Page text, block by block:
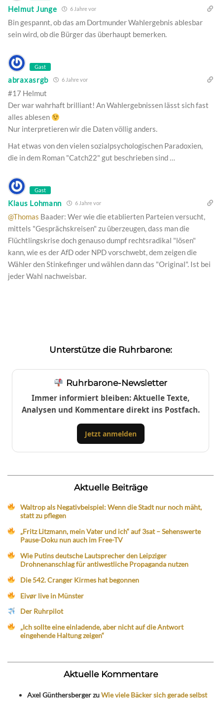
Helmut Junge 6 Jahre vor
Bin gespannt, ob das am Dortmunder Wahlergebnis ablesbar
sein wird, ob die Bürger das überhaupt bemerken.
Gast
abraxasrgb 6 Jahre vor
#17 Helmut
Der war wahrhaft brilliant! An Wahlergebnissen lässt sich fast
alles ablesen
Nur interpretieren wir die Daten völlig anders.
Hat etwas von den vielen sozialpsychologischen Paradoxien,
die in dem Roman "Catch22" gut beschrieben sind …
Gast
Klaus Lohmann 6 Jahre vor
@Thomas Baader: Wer wie die etablierten Parteien versucht,
mittels "Gesprächskreisen" zu überzeugen, dass man die
Flüchtlingskrise doch genauso dumpf rechtsradikal "lösen"
kann, wie es der AfD oder NPD vorschwebt, dem zeigen die
Wähler den Stinkefinger und wählen dann das "Original". Ist bei
jeder Wahl nachweisbar.
Unterstütze die Ruhrbarone:
Ruhrbarone-Newsletter
Immer informiert bleiben: Aktuelle Texte,
Analysen und Kommentare direkt ins Postfach.
Jetzt anmelden
Aktuelle Beiträge
Waltrop als Negativbeispiel: Wenn die Stadt nur noch mäht,
statt zu pflegen
„Fritz Litzmann, mein Vater und ich“ auf 3sat – Sehenswerte
Pause-Doku nun auch im Free-TV
Wie Putins deutsche Lautsprecher den Leipziger
Drohnenanschlag für antiwestliche Propaganda nutzen
Die 542. Cranger Kirmes hat begonnen
Eivør live in Münster
Der Ruhrpilot
„Ich sollte eine einladende, aber nicht auf die Antwort
eingehende Haltung zeigen“
Aktuelle Kommentare
Axel GünthersbergerzuWie viele Bäcker sich gerade selbst